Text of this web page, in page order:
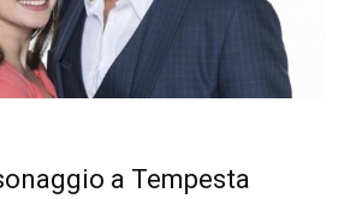
a Tempesta